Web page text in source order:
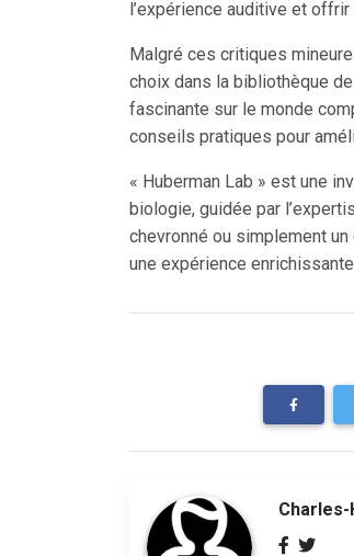
l’expérience auditive et
Malgré ces critiques
choix dans la bibliothèque
fascinante sur le monde
conseils pratiques pour
« Huberman Lab » est une
biologie, guidée par
chevronné ou simplement
une expérience
Charles-